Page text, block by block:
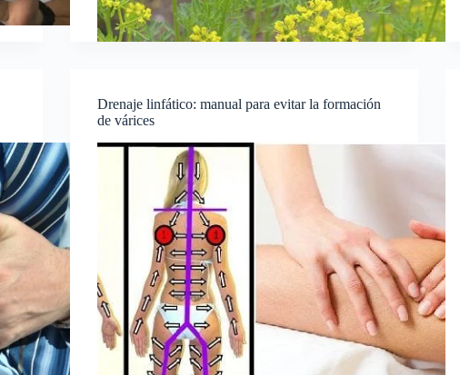
Drenaje linfático: manual para evitar la formación
de várices